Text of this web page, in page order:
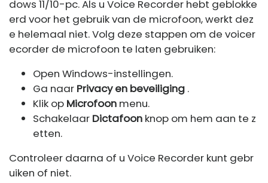
dows 11/10-pc. Als u Voice Recorder hebt geblokke
erd voor het gebruik van de microfoon, werkt dez
e helemaal niet. Volg deze stappen om de voicer
ecorder de microfoon te laten gebruiken:
Open Windows-instellingen.
Ga naar Privacy en beveiliging .
Klik op Microfoon menu.
Schakelaar Dictafoon knop om hem aan te z
etten.
Controleer daarna of u Voice Recorder kunt gebr
uiken of niet.